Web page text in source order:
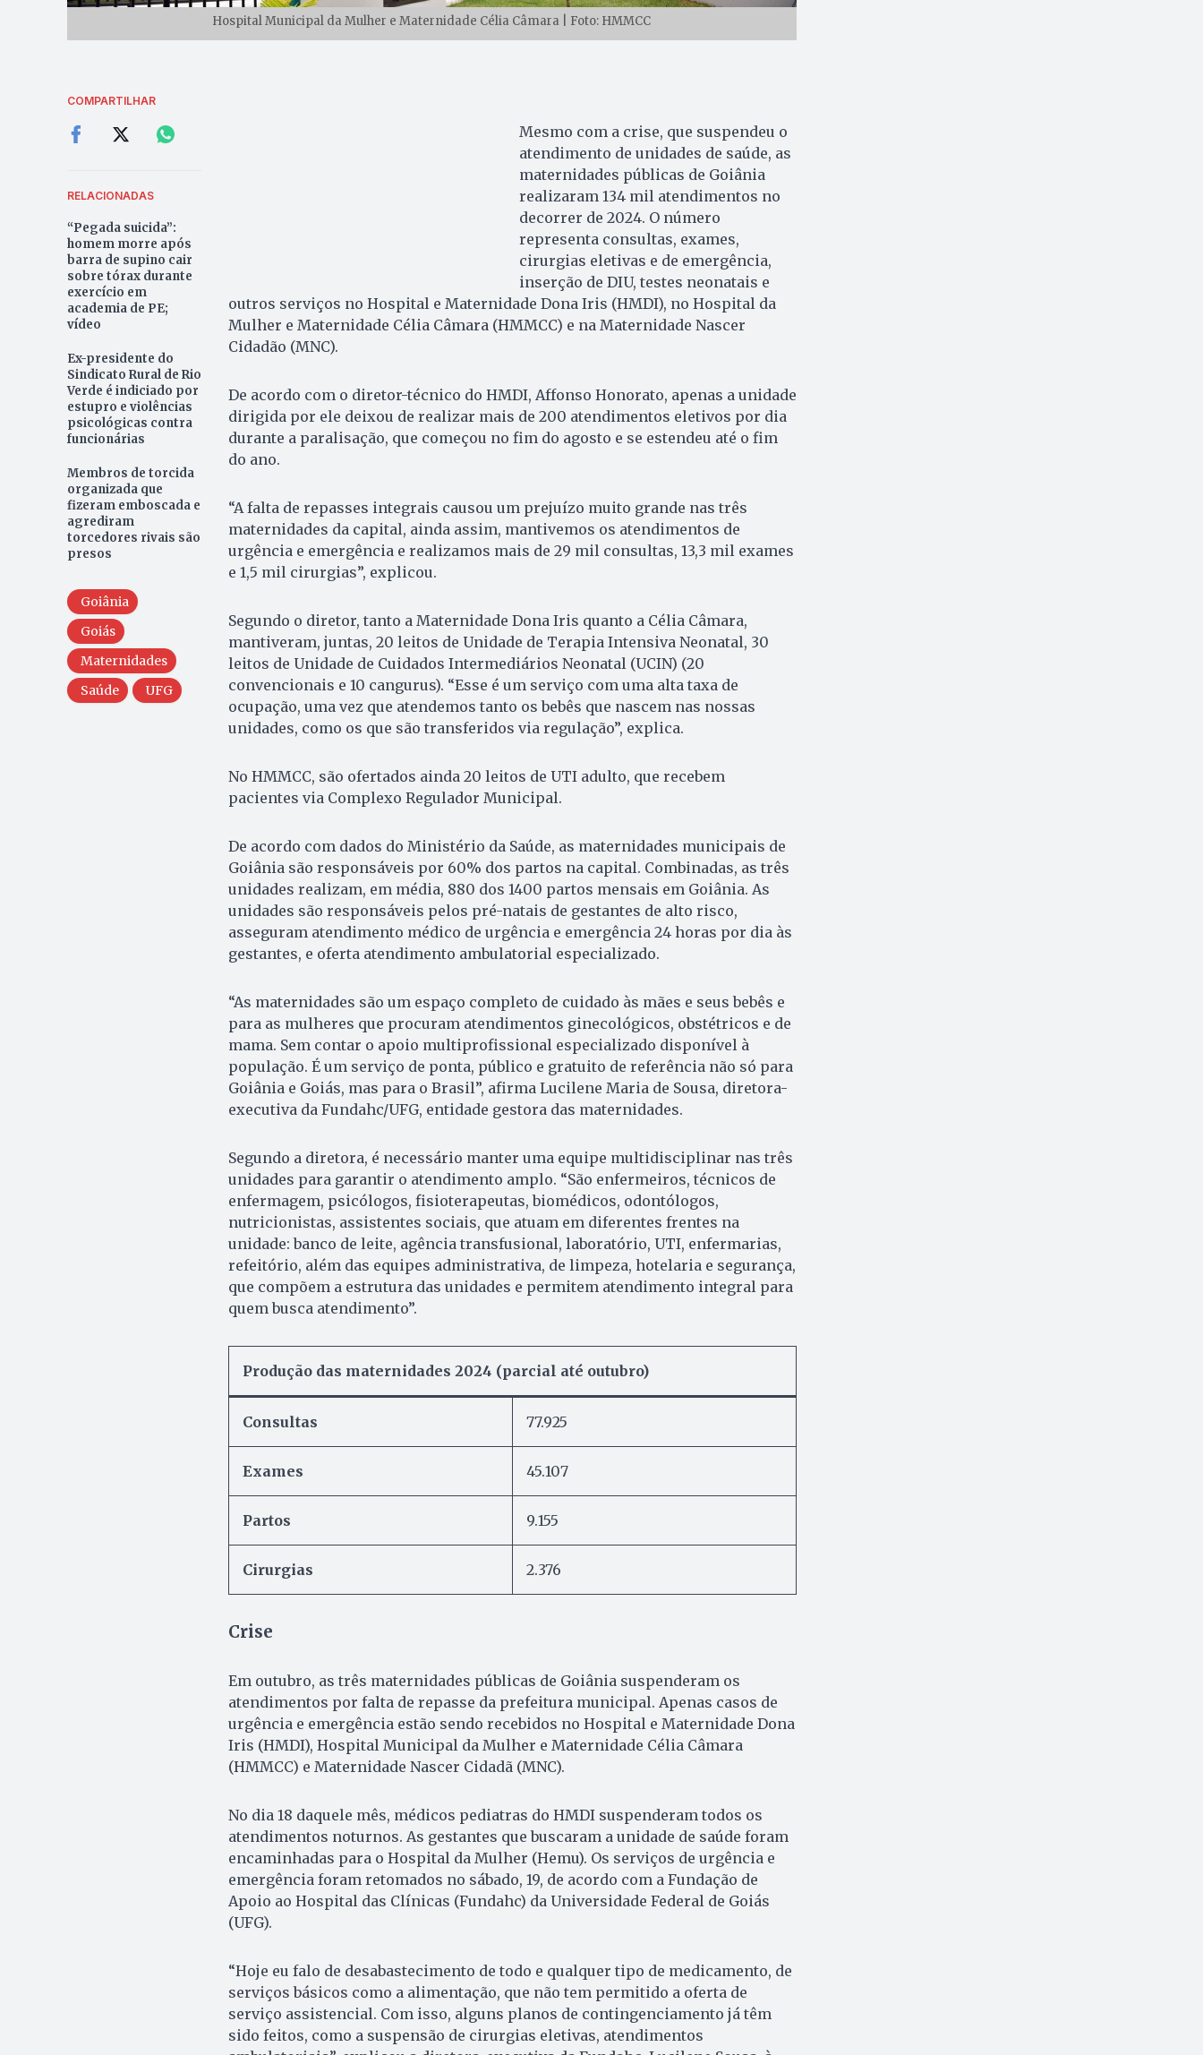
Hospital Municipal da Mulher e Maternidade Célia Câmara | Foto: HMMCC
COMPARTILHAR
RELACIONADAS
“Pegada suicida”:
homem morre após
barra de supino cair
sobre tórax durante
exercício em
academia de PE;
vídeo
Ex-presidente do
Sindicato Rural de Rio
Verde é indiciado por
estupro e violências
psicológicas contra
funcionárias
Membros de torcida
organizada que
fizeram emboscada e
agrediram
torcedores rivais são
presos
Goiânia
Goiás
Maternidades
Saúde
UFG
Mesmo com a crise, que suspendeu o
atendimento de unidades de saúde, as
maternidades públicas de Goiânia
realizaram 134 mil atendimentos no
decorrer de 2024. O número
representa consultas, exames,
cirurgias eletivas e de emergência,
inserção de DIU, testes neonatais e
outros serviços no Hospital e Maternidade Dona Iris (HMDI), no Hospital da
Mulher e Maternidade Célia Câmara (HMMCC) e na Maternidade Nascer
Cidadão (MNC).
De acordo com o diretor-técnico do HMDI, Affonso Honorato, apenas a unidade
dirigida por ele deixou de realizar mais de 200 atendimentos eletivos por dia
durante a paralisação, que começou no fim do agosto e se estendeu até o fim
do ano.
“A falta de repasses integrais causou um prejuízo muito grande nas três
maternidades da capital, ainda assim, mantivemos os atendimentos de
urgência e emergência e realizamos mais de 29 mil consultas, 13,3 mil exames
e 1,5 mil cirurgias”, explicou.
Segundo o diretor, tanto a Maternidade Dona Iris quanto a Célia Câmara,
mantiveram, juntas, 20 leitos de Unidade de Terapia Intensiva Neonatal, 30
leitos de Unidade de Cuidados Intermediários Neonatal (UCIN) (20
convencionais e 10 cangurus). “Esse é um serviço com uma alta taxa de
ocupação, uma vez que atendemos tanto os bebês que nascem nas nossas
unidades, como os que são transferidos via regulação”, explica.
No HMMCC, são ofertados ainda 20 leitos de UTI adulto, que recebem
pacientes via Complexo Regulador Municipal.
De acordo com dados do Ministério da Saúde, as maternidades municipais de
Goiânia são responsáveis por 60% dos partos na capital. Combinadas, as três
unidades realizam, em média, 880 dos 1400 partos mensais em Goiânia. As
unidades são responsáveis pelos pré-natais de gestantes de alto risco,
asseguram atendimento médico de urgência e emergência 24 horas por dia às
gestantes, e oferta atendimento ambulatorial especializado.
“As maternidades são um espaço completo de cuidado às mães e seus bebês e
para as mulheres que procuram atendimentos ginecológicos, obstétricos e de
mama. Sem contar o apoio multiprofissional especializado disponível à
população. É um serviço de ponta, público e gratuito de referência não só para
Goiânia e Goiás, mas para o Brasil”, afirma Lucilene Maria de Sousa, diretora-
executiva da Fundahc/UFG, entidade gestora das maternidades.
Segundo a diretora, é necessário manter uma equipe multidisciplinar nas três
unidades para garantir o atendimento amplo. “São enfermeiros, técnicos de
enfermagem, psicólogos, fisioterapeutas, biomédicos, odontólogos,
nutricionistas, assistentes sociais, que atuam em diferentes frentes na
unidade: banco de leite, agência transfusional, laboratório, UTI, enfermarias,
refeitório, além das equipes administrativa, de limpeza, hotelaria e segurança,
que compõem a estrutura das unidades e permitem atendimento integral para
quem busca atendimento”.
Produção das maternidades 2024 (parcial até outubro)
Consultas 77.925
Exames 45.107
Partos 9.155
Cirurgias 2.376
Crise
Em outubro, as três maternidades públicas de Goiânia suspenderam os
atendimentos por falta de repasse da prefeitura municipal. Apenas casos de
urgência e emergência estão sendo recebidos no Hospital e Maternidade Dona
Iris (HMDI), Hospital Municipal da Mulher e Maternidade Célia Câmara
(HMMCC) e Maternidade Nascer Cidadã (MNC).
No dia 18 daquele mês, médicos pediatras do HMDI suspenderam todos os
atendimentos noturnos. As gestantes que buscaram a unidade de saúde foram
encaminhadas para o Hospital da Mulher (Hemu). Os serviços de urgência e
emergência foram retomados no sábado, 19, de acordo com a Fundação de
Apoio ao Hospital das Clínicas (Fundahc) da Universidade Federal de Goiás
(UFG).
“Hoje eu falo de desabastecimento de todo e qualquer tipo de medicamento, de
serviços básicos como a alimentação, que não tem permitido a oferta de
serviço assistencial. Com isso, alguns planos de contingenciamento já têm
sido feitos, como a suspensão de cirurgias eletivas, atendimentos